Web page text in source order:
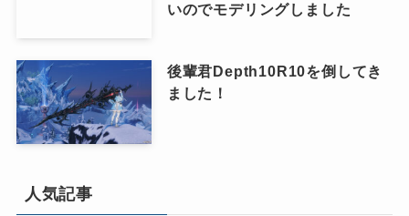
いのでモデリングしました
後輩君Depth10R10を倒してき
ました！
人気記事